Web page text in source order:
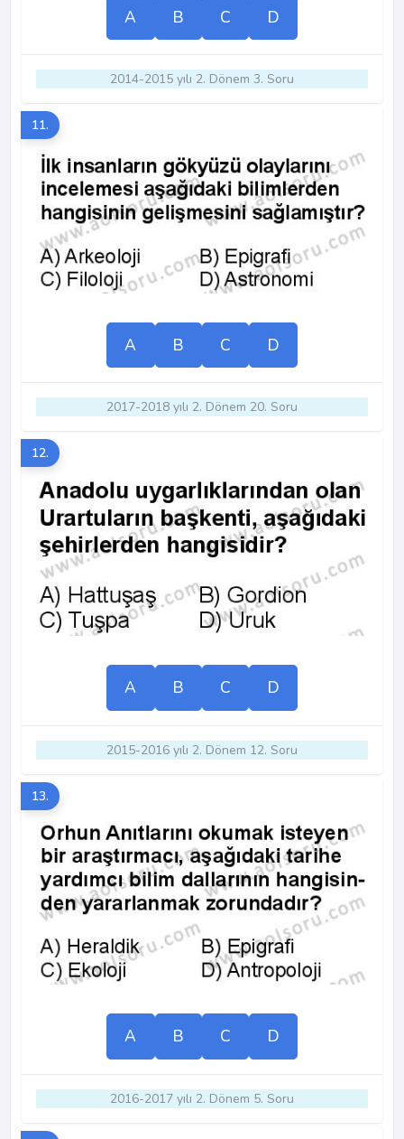
A B C D
2014-2015 yılı 2. Dönem 3. Soru
11.
A B C D
2017-2018 yılı 2. Dönem 20. Soru
12.
A B C D
2015-2016 yılı 2. Dönem 12. Soru
13.
A B C D
2016-2017 yılı 2. Dönem 5. Soru